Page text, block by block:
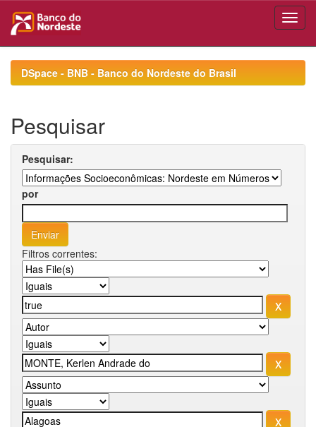
navigationDSpace - BNB - Banco do Nordeste do Brasil
Pesquisar
Pesquisar:
por
Filtros correntes: